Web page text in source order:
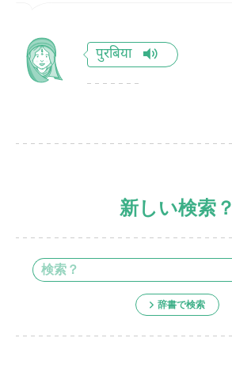
पुरबिया
新しい検索？
辞書で検索